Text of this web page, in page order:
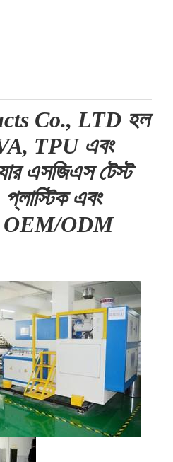
Co., LTD হল
TPU এবং
এসজিএস টেস্ট
এবং
OEM/ODM